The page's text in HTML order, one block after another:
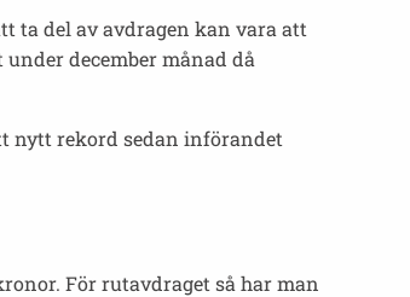
ta del av avdragen kan vara att
december månad då
nytt rekord sedan införandet
För rutavdraget så har man